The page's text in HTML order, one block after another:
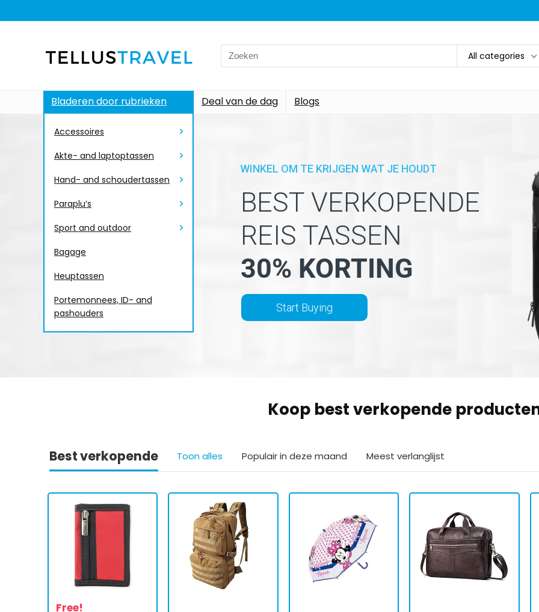
All categories
Bladeren door rubrieken
Accessoires
Akte- and laptoptassen
Hand- and schoudertassen
Paraplu’s
Sport and outdoor
Bagage
Heuptassen
Portemonnees, ID- and
pashouders
Deal van de dag Blogs
BEST VERKOPENDE
REIS TASSEN
30% KORTING
WINKEL OM TE KRIJGEN WAT JE HOUDT
Start Buying
Koop best verkopende
Best verkopende Toon alles Populair in deze maand Meest verlanglijst
Free!